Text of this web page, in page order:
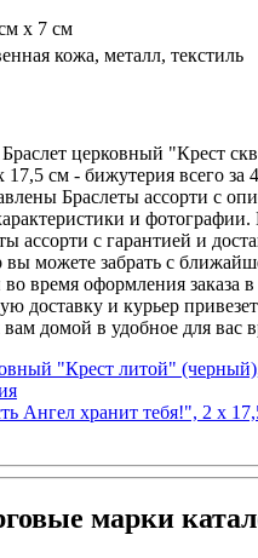
x 7 см
кожа, металл, текстиль
церковный "Крест
см - бижутерия всего за
Браслеты ассорти с
и
ассорти с гарантией и
вы можете забрать с
время оформления заказа в
доставку и курьер
домой в удобное для вас
"Крест литой"
Ангел хранит тебя!", 2 х
марки